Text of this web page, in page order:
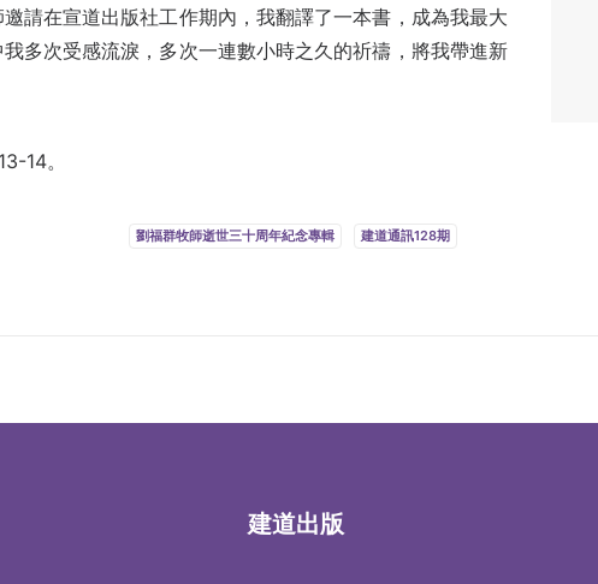
請在宣道出版社工作期內，我翻譯了一本書，成為我最大
多次受感流淚，多次一連數小時之久的祈禱，將我帶進新
14。
劉福群牧師逝世三十周年紀念專輯 建道通訊128期
建道出版